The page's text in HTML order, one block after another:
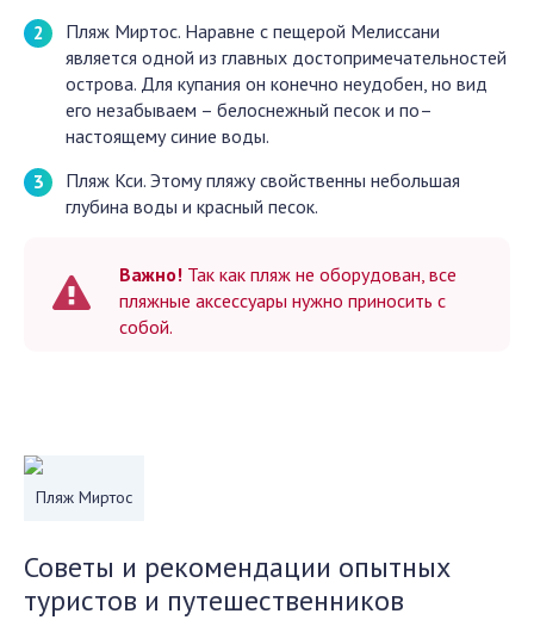
Пляж Миртос. Наравне с пещерой Мелиссани
является одной из главных достопримечательностей
острова. Для купания он конечно неудобен, но вид
его незабываем – белоснежный песок и по–
настоящему синие воды.
Пляж Кси. Этому пляжу свойственны небольшая
глубина воды и красный песок.
Важно! Так как пляж не оборудован, все
пляжные аксессуары нужно приносить с
собой.
Пляж Миртос
Советы и рекомендации опытных
туристов и путешественников